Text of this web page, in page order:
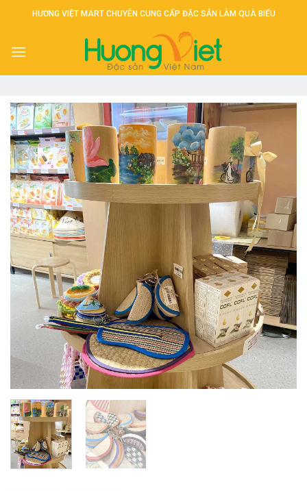
HƯƠNG VIỆT MART CHUYÊN CUNG CẤP ĐẶC SẢN LÀM QUÀ BIẾU